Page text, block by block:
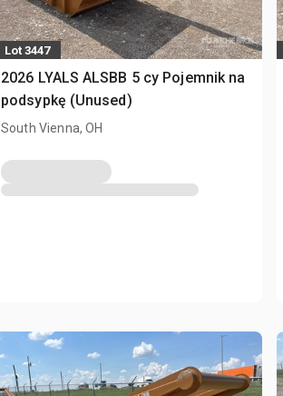
Lot 3447
2026 LYALS ALSBB 5 cy Pojemnik na
podsypkę (Unused)
South Vienna, OH